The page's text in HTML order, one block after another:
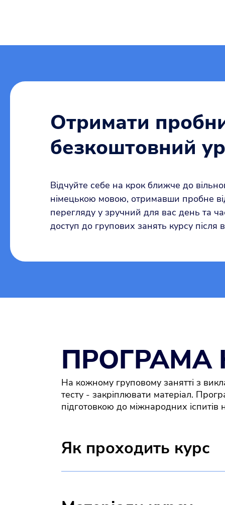
Отримати
безкоштовний
Відчуйте себе на крок ближче до
німецькою мовою, отримавши пробне
перегляду у зручний для вас день та
доступ до групових занять курсу після
ПРОГРАМА
На кожному груповому занятті з
тесту - закріплювати матеріал.
підготовкою до міжнародних іспитів
Як проходить курс